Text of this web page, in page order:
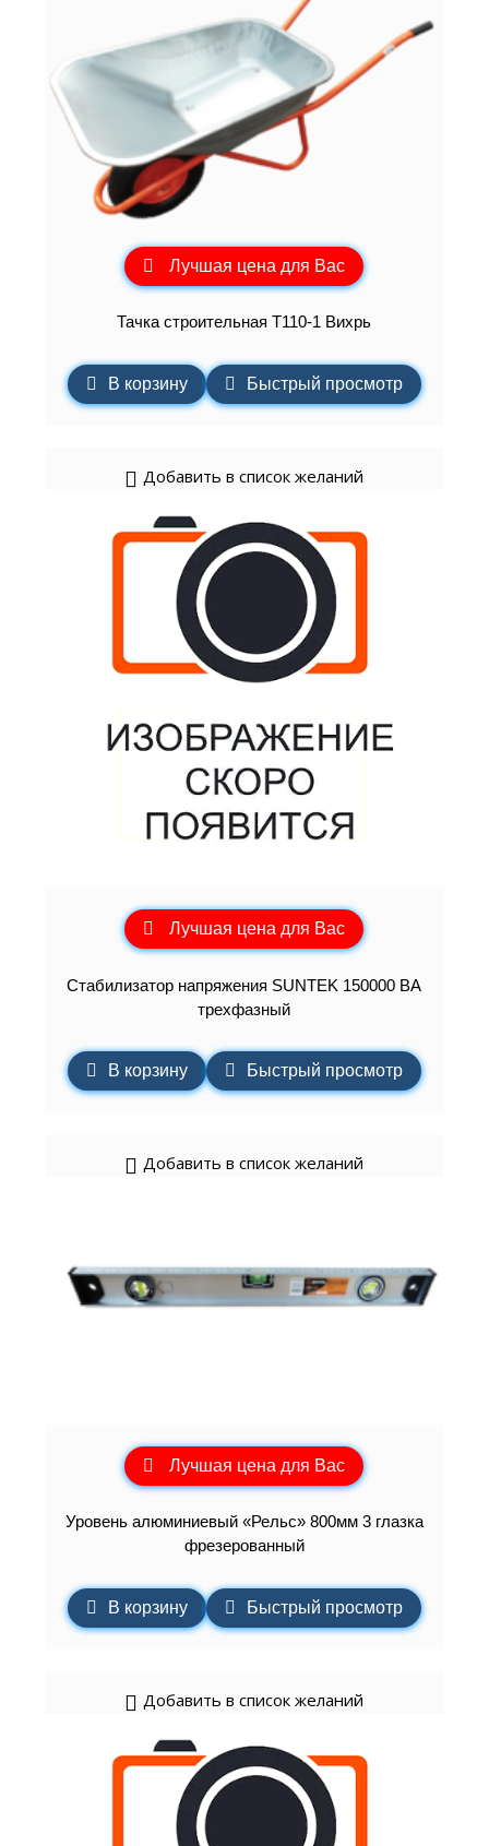
Лучшая цена для Вас
Тачка строительная Т110-1 Вихрь
В корзину Быстрый просмотр
Добавить в список желаний
Лучшая цена для Вас
Стабилизатор напряжения SUNTEK 150000 ВА
трехфазный
В корзину Быстрый просмотр
Добавить в список желаний
Лучшая цена для Вас
Уровень алюминиевый «Рельс» 800мм 3 глазка
фрезерованный
В корзину Быстрый просмотр
Добавить в список желаний